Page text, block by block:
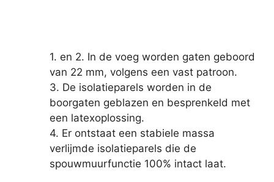
1. en 2. In de voeg worden gaten geboord
van 22 mm, volgens een vast patroon.
3. De isolatieparels worden in de
boorgaten geblazen en besprenkeld met
een latexoplossing.
4. Er ontstaat een stabiele massa
verlijmde isolatieparels die de
spouwmuurfunctie 100% intact laat.